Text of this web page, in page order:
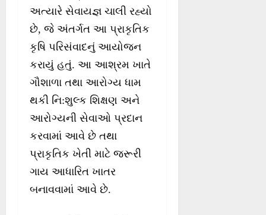
અત્યારે સેવાયજ્ઞ ચાલી રહ્યો
છે, જે અંતર્ગત આ પ્રાકૃતિક
કૃષિ પરિસંવાદનું આયોજન
કરાયું હતું. આ આશ્રમ ખાતે
ગૌશાળા તથા આરોગ્ય ધામ
થકી નિ:શુલ્ક શિક્ષણ અને
આરોગ્યની સેવાઓ પ્રદાન
કરવામાં આવે છે તથા
પ્રાકૃતિક ખેતી માટે જરૂરી
ગાય આધારિત ખાતર
બનાવવામાં આવે છે.